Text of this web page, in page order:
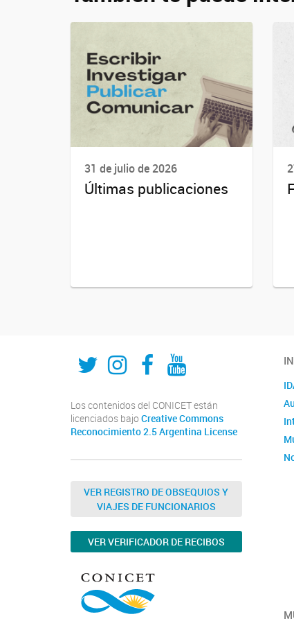
31 de julio de 2026
Últimas publicaciones
Twitter
Instagram
Fecebook
Youtube
Los contenidos del CONICET están
licenciados bajo Creative Commons
Reconocimiento 2.5 Argentina License
VER REGISTRO DE OBSEQUIOS Y
VIAJES DE FUNCIONARIOS
VER VERIFICADOR DE RECIBOS